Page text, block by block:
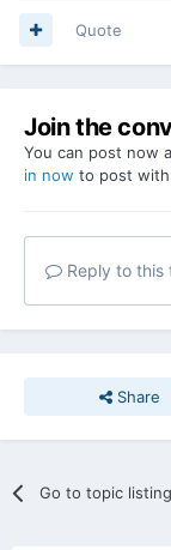
Quote
Join the
You can post now
in now to post
Reply to this
Share
Go to topic listing